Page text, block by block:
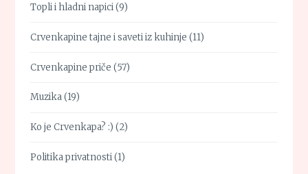
Topli i hladni napici(9)
Crvenkapine tajne i saveti iz kuhinje (11)
Crvenkapine priče (57)
Muzika(19)
Ko je Crvenkapa? :) (2)
Politika privatnosti(1)